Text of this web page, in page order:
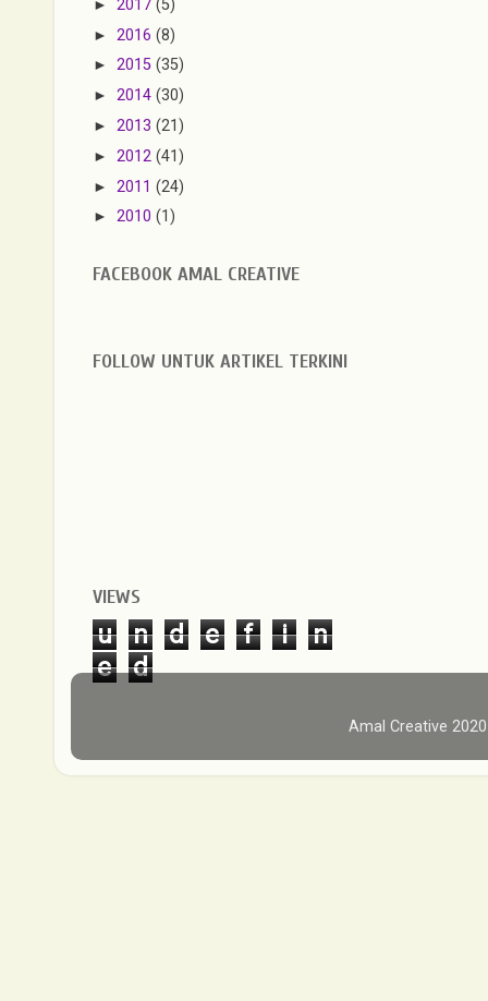
► 2017 (5)
► 2016 (8)
► 2015 (35)
► 2014 (30)
► 2013 (21)
► 2012 (41)
► 2011 (24)
► 2010 (1)
FACEBOOK AMAL CREATIVE
FOLLOW UNTUK ARTIKEL TERKINI
VIEWS
u n d e f i
n
e
d
Amal Creative